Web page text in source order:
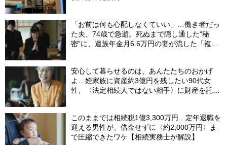
「お前は何も心配しなくていい」…働き者だっ
た夫、74歳で急逝。死ぬまで隠し通した“秘
密”に、遺族年金月6.6万円の妻が流した「複雑
安心して暮らせるのは、あんたたちのおかげ
よ…姪家族に資産約3億円を残したい90代女
性、〈法定相続人ではない相手〉に財産を託せ
このままでは相続税1億3,300万円…定年退職を
迎える男性が、借金せずに〈約2,000万円〉ま
で圧縮できたワケ【相続実務士が解説】